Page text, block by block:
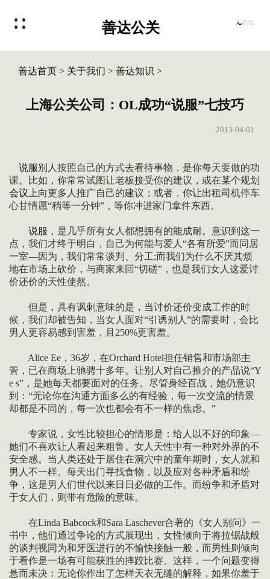
善达公关
善达首页> 关于我们 > 善达知识 >
上海公关公司：OL成功“说服”七技巧
2013-04-01
说服别人按照自己的方式去看待事物，是你每天要做的功
课。比如，你常常试图让老板接受你的建议，或在某个规划
会议 上向更多人推广自己的建议；或者，你让出租司机停车
心甘情愿“稍等一分钟”，等你冲进家门拿件东西。
说服 ，是几乎所有女人都想拥有的能成耐。意识到这一
点，我们才终于明白，自己为何能与爱人“各有所爱”而同居
一室—因为，我们常常谈判、分工;而我们为什么不厌其烦
地在市场上砍价，与商家来回“切磋”，也是我们女人这爱讨
价还价的天性使然。
但是，具有讽刺意味的是，当讨价还价变成工作的时
候，我们却被告知，当女人面对“引诱别人”的需要时，会比
男人更容易感到害羞，且250%更害羞。
Alice Ee，36岁，在Orchard Hotel担任销售和市场部主
管，已在商场上驰骋十多年。让别人对自己推介的产品说“Y
e s”，是她每天都要面对的任务。尽管身经百战，她仍意识
到：“无论你在沟通方面多么的有经验，每一次交流的情景
却都是不同的，每一次也都会有不一样的焦虑。”
专家说，女性比较担心的情形是：给人以不好的印象—
她们不喜欢让人看起来粗鲁。女人天性中有一种对外界的不
安全感。当人类还处于居住在洞穴中的童年期时，女人就和
男人不一样。每天出门寻找食物，以及应对各种矛盾和纷
争，这是男人们世代以来日日必做的工作。而纷争和矛盾对
于女人们，则带有危险的意味。
在Linda Babcock和Sara Laschever合著的《女人别问》一
书中，他们通过争论的方式展现出，女性倾向于将拉锯战般
的谈判视同为和牙医进行的不愉快接触一般，而男性则倾向
于看作是一场有可能获胜的摔跤比赛。这样，一个问题变得
悬而未决：无论你作出了怎样天衣无缝的解释，如果你羞于